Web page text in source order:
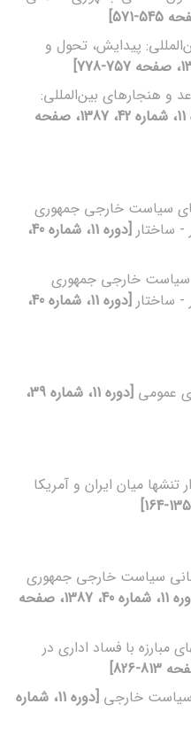
پیدایش، تحول و
و هنجارهای بین‌المللی:
[دوره 11، شماره 42، 1387، صفحه
سیاست خارجی جمهوری
- ساختار
[دوره 11، شماره 40،
سیاست خارجی جمهوری
- ساختار
[دوره 11، شماره 40،
عمومی
[دوره 11، شماره 39،
تنش‏ها میان ایران و آمریکا
سیاست خارجی جمهوری
[دوره 11، شماره 40، 1387، صفحه
با فساد اداری در
سیاست خارجی
[دوره 11، شماره